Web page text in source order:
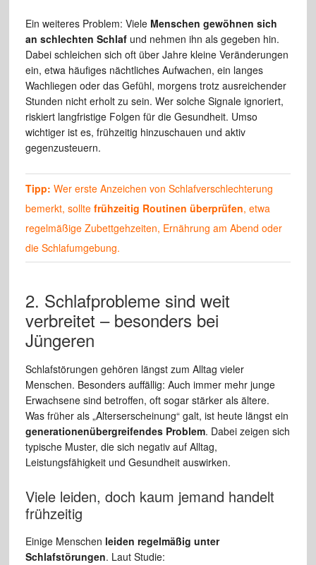
Ein weiteres Problem: Viele Menschen gewöhnen sich
an schlechten Schlaf und nehmen ihn als gegeben hin.
Dabei schleichen sich oft über Jahre kleine Veränderungen
ein, etwa häufiges nächtliches Aufwachen, ein langes
Wachliegen oder das Gefühl, morgens trotz ausreichender
Stunden nicht erholt zu sein. Wer solche Signale ignoriert,
riskiert langfristige Folgen für die Gesundheit. Umso
wichtiger ist es, frühzeitig hinzuschauen und aktiv
gegenzusteuern.
Tipp: Wer erste Anzeichen von Schlafverschlechterung
bemerkt, sollte frühzeitig Routinen überprüfen, etwa
regelmäßige Zubettgehzeiten, Ernährung am Abend oder
die Schlafumgebung.
2. Schlafprobleme sind weit
verbreitet – besonders bei
Jüngeren
Schlafstörungen gehören längst zum Alltag vieler
Menschen. Besonders auffällig: Auch immer mehr junge
Erwachsene sind betroffen, oft sogar stärker als ältere.
Was früher als „Alterserscheinung“ galt, ist heute längst ein
generationenübergreifendes Problem. Dabei zeigen sich
typische Muster, die sich negativ auf Alltag,
Leistungsfähigkeit und Gesundheit auswirken.
Viele leiden, doch kaum jemand handelt
frühzeitig
Einige Menschen leiden regelmäßig unter
Schlafstörungen. Laut Studie: